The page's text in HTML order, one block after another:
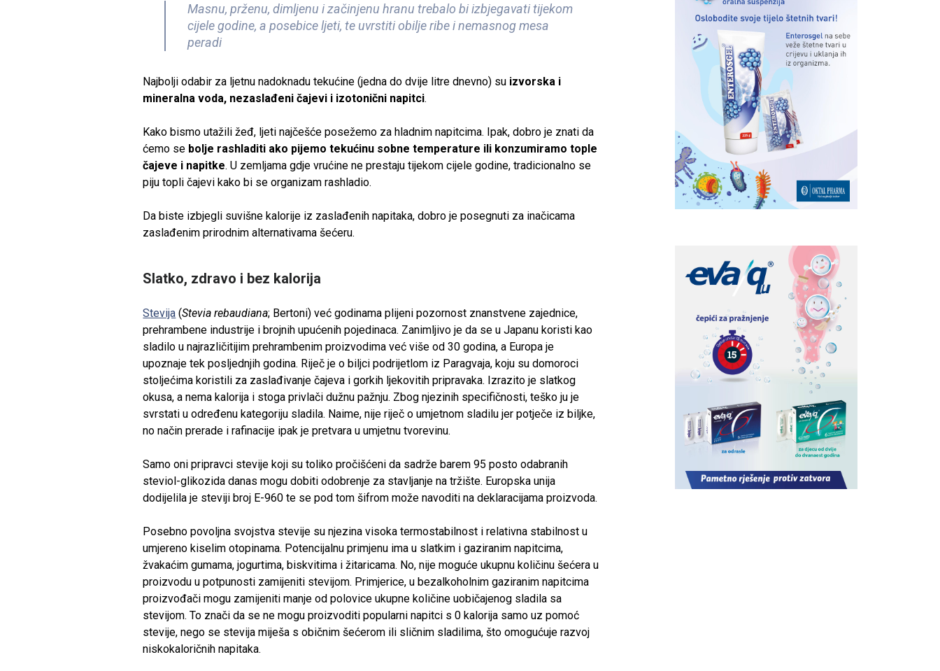
Masnu, prženu, dimljenu i začinjenu hranu trebalo bi izbjegavati tijekom
cijele godine, a posebice ljeti, te uvrstiti obilje ribe i nemasnog mesa
peradi
​Najbolji odabir za ljetnu nadoknadu tekućine (jedna do dvije litre dnevno) su izvorska i
mineralna voda, nezaslađeni čajevi i izotonični napitci.
Kako bismo utažili žeđ, ljeti najčešće posežemo za hladnim napitcima. Ipak, dobro je znati da
ćemo se bolje rashladiti ako pijemo tekućinu sobne temperature ili konzumiramo tople
čajeve i napitke. U zemljama gdje vrućine ne prestaju tijekom cijele godine, tradicionalno se
piju topli čajevi kako bi se organizam rashladio.
Da biste izbjegli suvišne kalorije iz zaslađenih napitaka, dobro je posegnuti za inačicama
zaslađenim prirodnim alternativama šećeru.
Slatko, zdravo i bez kalorija
Stevija (Stevia rebaudiana; Bertoni) već godinama plijeni pozornost znanstvene zajednice,
prehrambene industrije i brojnih upućenih pojedinaca. Zanimljivo je da se u Japanu koristi kao
sladilo u najrazličitijim prehrambenim proizvodima već više od 30 godina, a Europa je
upoznaje tek posljednjih godina. Riječ je o biljci podrijetlom iz Paragvaja, koju su domoroci
stoljećima koristili za zaslađivanje čajeva i gorkih ljekovitih pripravaka. Izrazito je slatkog
okusa, a nema kalorija i stoga privlači dužnu pažnju. Zbog njezinih specifičnosti, teško ju je
svrstati u određenu kategoriju sladila. Naime, nije riječ o umjetnom sladilu jer potječe iz biljke,
no način prerade i rafinacije ipak je pretvara u umjetnu tvorevinu.
Samo oni pripravci stevije koji su toliko pročišćeni da sadrže barem 95 posto odabranih
steviol-glikozida danas mogu dobiti odobrenje za stavljanje na tržište. Europska unija
dodijelila je steviji broj E-960 te se pod tom šifrom može navoditi na deklaracijama proizvoda.
Posebno povoljna svojstva stevije su njezina visoka termostabilnost i relativna stabilnost u
umjereno kiselim otopinama. Potencijalnu primjenu ima u slatkim i gaziranim napitcima,
žvakaćim gumama, jogurtima, biskvitima i žitaricama. No, nije moguće ukupnu količinu šećera u
proizvodu u potpunosti zamijeniti stevijom. Primjerice, u bezalkoholnim gaziranim napitcima
proizvođači mogu zamijeniti manje od polovice ukupne količine uobičajenog sladila sa
stevijom. To znači da se ne mogu proizvoditi popularni napitci s 0 kalorija samo uz pomoć
stevije, nego se stevija miješa s običnim šećerom ili sličnim sladilima, što omogućuje razvoj
niskokaloričnih napitaka.